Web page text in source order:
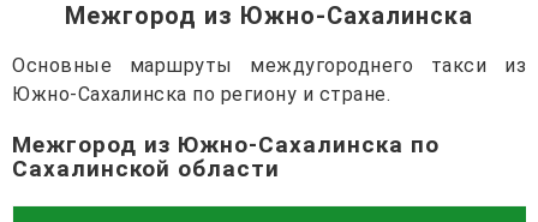
Межгород из Южно-Сахалинска
Основные маршруты междугороднего такси из
Южно-Сахалинска по региону и стране.
Межгород из Южно-Сахалинска по
Сахалинской области